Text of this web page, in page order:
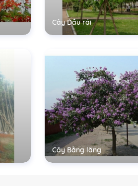
Cây Dầu rái
Cây Bằng lăng